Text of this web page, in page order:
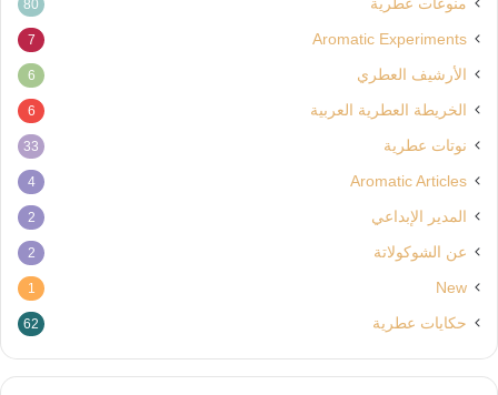
منوعات عطرية 80
Aromatic Experiments
7
الأرشيف العطري 6
الخريطة العطرية العربية 6
نوتات عطرية 33
Aromatic Articles
4
المدير الإبداعي 2
عن الشوكولاتة 2
New
1
حكايات عطرية 62